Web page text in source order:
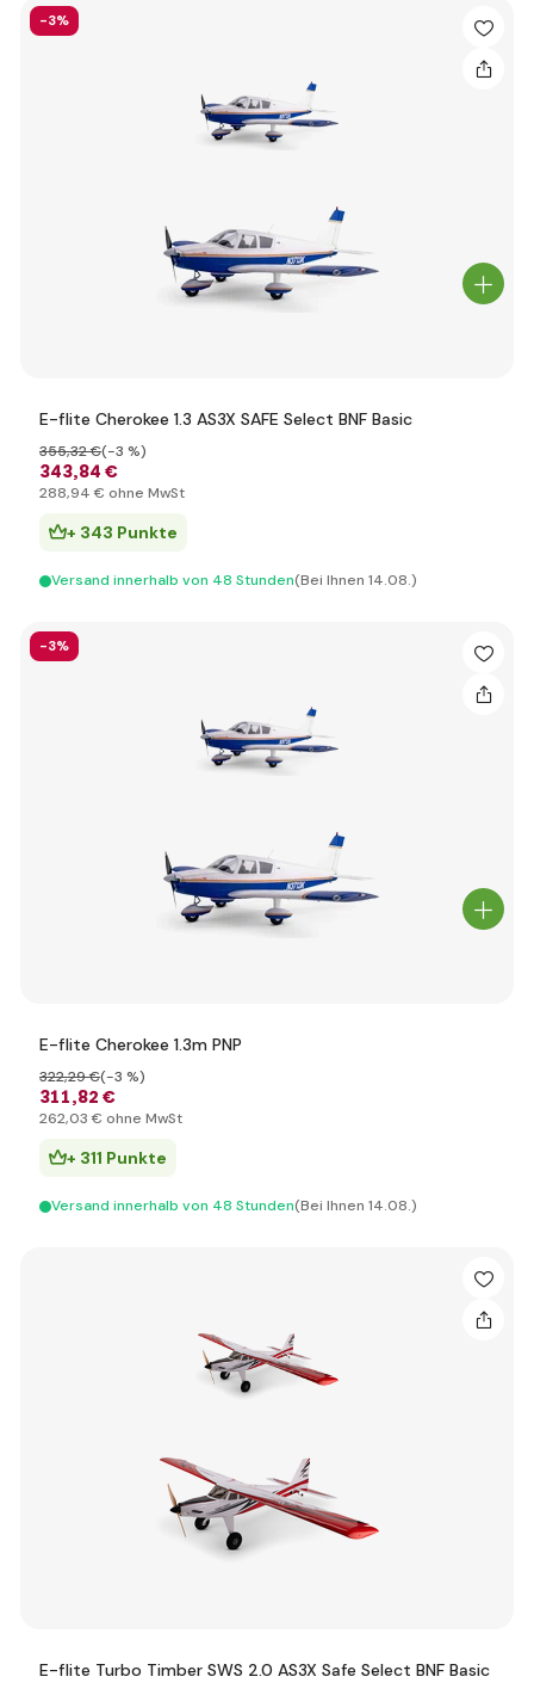
-3%
E-flite Cherokee 1.3 AS3X SAFE Select BNF Basic
343,84 €
355,32 €(-3 %)
288,94 € ohne MwSt
+ 343 Punkte
Versand innerhalb von 48 Stunden(Bei Ihnen 14.08.)
-3%
E-flite Cherokee 1.3m PNP
311,82 €
322,29 €(-3 %)
262,03 € ohne MwSt
+ 311 Punkte
Versand innerhalb von 48 Stunden(Bei Ihnen 14.08.)
E-flite Turbo Timber SWS 2.0 AS3X Safe Select BNF Basic